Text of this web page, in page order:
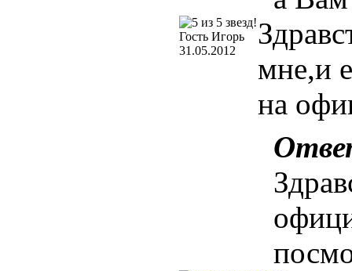
Гость Игорь
31.05.2012
мне,и
на